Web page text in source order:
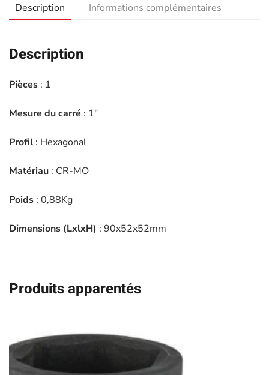
33mm
-
-
Description Informations complémentaires
Description
Pièces : 1
Mesure du carré : 1″
Profil : Hexagonal
Matériau : CR-MO
Poids : 0,88Kg
Dimensions (LxlxH) : 90x52x52mm
Produits apparentés